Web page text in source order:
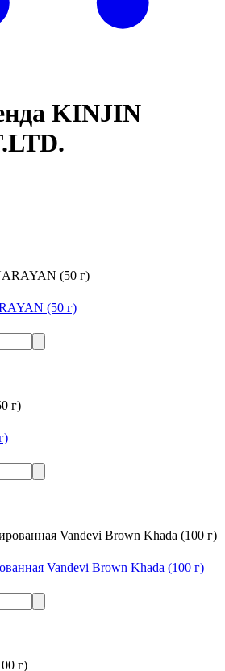
KINJIN
(50 г)
Vandevi Brown Khada (100 г)